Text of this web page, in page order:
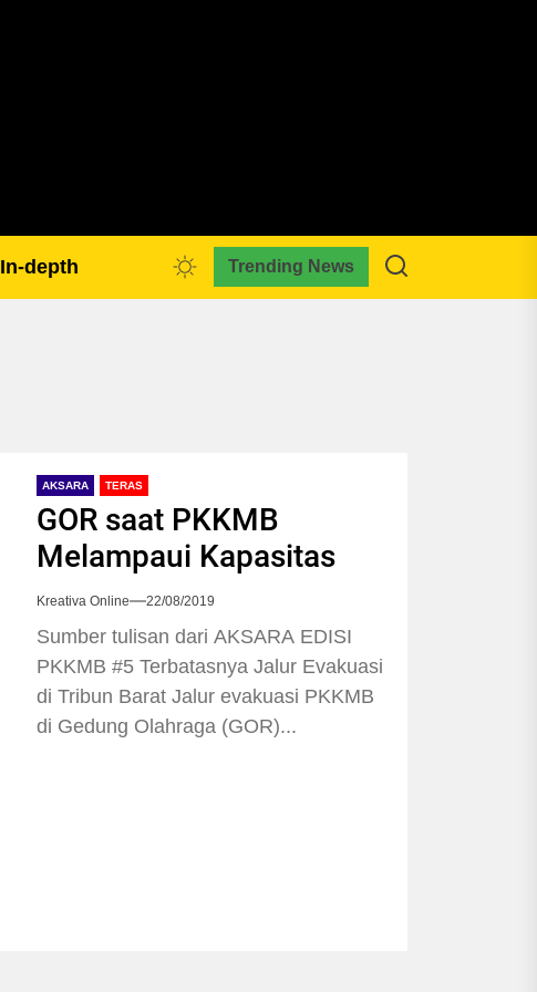
In-depth Trending News
AKSARA TERAS
GOR saat PKKMB
Melampaui Kapasitas
Kreativa Online 22/08/2019
Sumber tulisan dari AKSARA EDISI
PKKMB #5 Terbatasnya Jalur Evakuasi
di Tribun Barat Jalur evakuasi PKKMB
di Gedung Olahraga (GOR)...